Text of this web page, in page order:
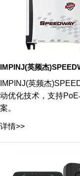
IMPINJ(英频杰
IMPINJ(英频杰
动优化技术，支持
案。
详情>>